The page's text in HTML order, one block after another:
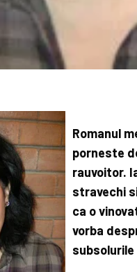
Romanul
porneste
rauvoitor.
stravechi
ca o
vorba